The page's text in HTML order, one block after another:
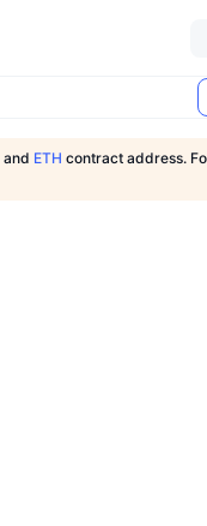
and ETH contract address.